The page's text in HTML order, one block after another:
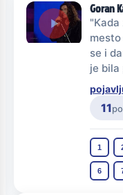
Goran
"Kada
se i
je bila
11
1
6